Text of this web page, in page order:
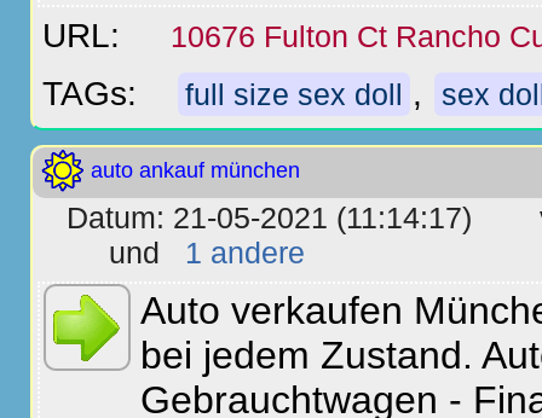
URL: 10676 Fulton Ct Rancho
TAGs: full size sex doll , sex
auto ankauf münchen
Datum: 21-05-2021 (11:14:17)
und 1 andere
Auto verkaufen
bei jedem Zustand.
Gebrauchtwagen -